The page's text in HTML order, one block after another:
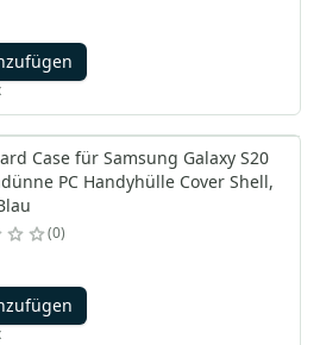
Case für Samsung Galaxy S20
PC Handyhülle Cover Shell,
0